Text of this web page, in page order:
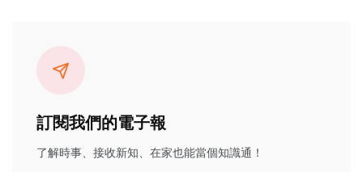
訂閱我們的電子報
了解時事、接收新知、在家也能當個知識通！